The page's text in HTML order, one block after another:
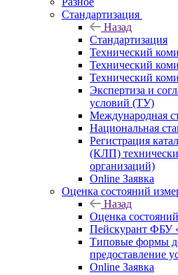
Стандартизация
Назад
Стандартизация
Технический
Технический
Технический
Экспертиза и
условий (ТУ)
Международная
Национальная
Регистрация
(КЛП)
организаций)
Online Заявка
Оценка состояний
Назад
Оценка
Пейскурант ФБУ
Типовые формы
предоставление
Online Заявка